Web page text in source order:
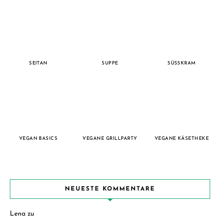
SEITAN SUPPE SÜSSKRAM
VEGAN BASICS VEGANE GRILLPARTY VEGANE KÄSETHEKE
NEUESTE KOMMENTARE
Lena zu